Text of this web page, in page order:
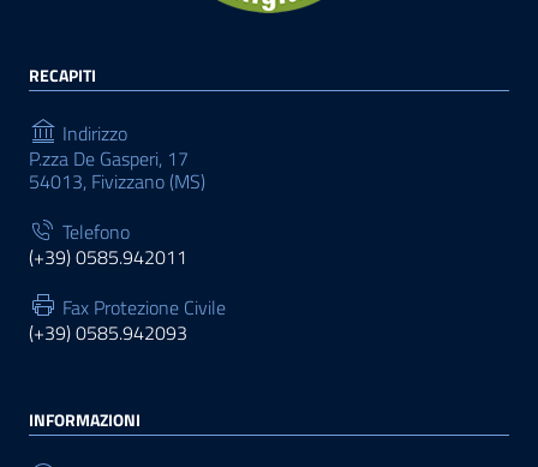
RECAPITI
Indirizzo
P.zza De Gasperi, 17
54013, Fivizzano (MS)
Telefono
(+39) 0585.942011
Fax Protezione Civile
(+39) 0585.942093
INFORMAZIONI